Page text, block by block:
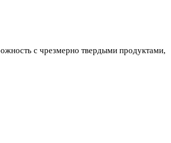
с чрезмерно твердыми продуктами,